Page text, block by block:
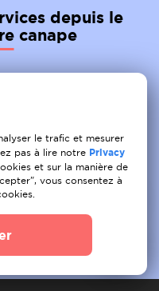
depuis le
canape
le trafic et mesurer
pas à lire notre Privacy
et sur la manière de
vous consentez à